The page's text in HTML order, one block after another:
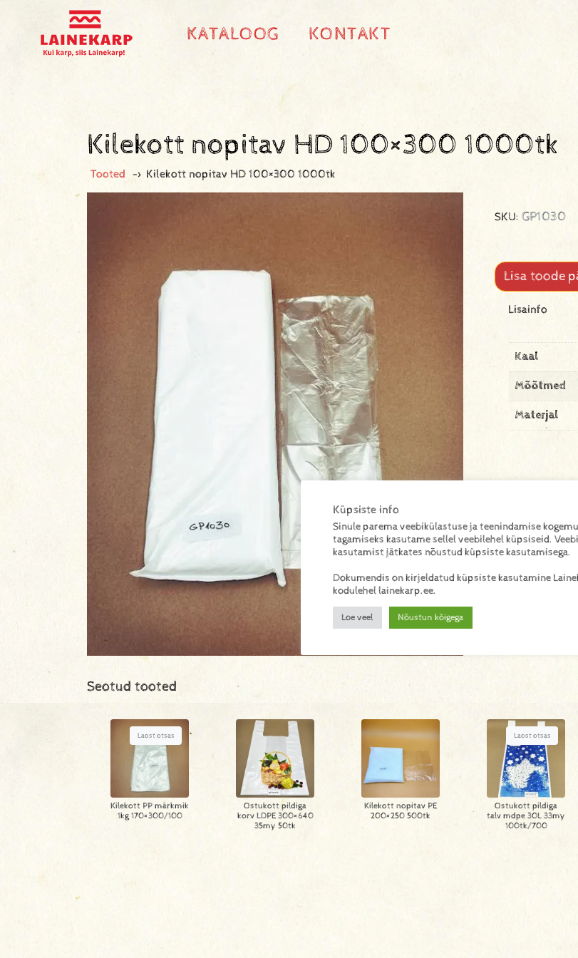
KATALOOG KONTAKT
Kilekott nopitav HD 100×300 1000tk
Tooted -> Kilekott nopitav HD 100×300 1000tk
SKU: GP1030
Lisa toode
Lisainfo
Kaal
Mõõtmed
Materjal
Seotud tooted
Laost otsas
Kilekott PP märkmik
1kg 170×300/100
Ostukott pildiga
korv LDPE 300×640
35my 50tk
Kilekott nopitav PE
200×250 500tk
Laost otsas
Ostukott pildiga
talv mdpe 30L 33my
100tk/700
Küpsiste info
Sinule parema veebikülastuse ja teenindamise
tagamiseks kasutame sellel veebilehel küpsiseid.
kasutamist jätkates nõustud küpsiste kasutamisega.
Dokumendis on kirjeldatud küpsiste kasutamine
kodulehel lainekarp.ee.
Loe veel Nõustun kõigega